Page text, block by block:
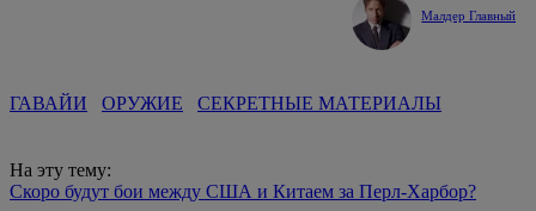
Малдер Главный
ГАВАЙИ ОРУЖИЕ СЕКРЕТНЫЕ МАТЕРИАЛЫ
На эту тему:
Скоро будут бои между США и Китаем за Перл-Харбор?